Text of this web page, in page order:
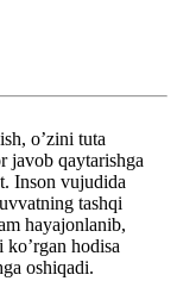
o’zini tuta
javob qaytarishga
Inson vujudida
tashqi
hayajonlanib,
hodisa
oshiqadi.